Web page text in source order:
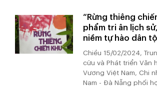
“Rừng thiêng
phẩm tri ân lịch
niềm tự hào dân
Chiều 15/02/2024,
cứu và Phát triển Văn
Vương Việt Nam, Chi
Nam - Đà Nẵng phối